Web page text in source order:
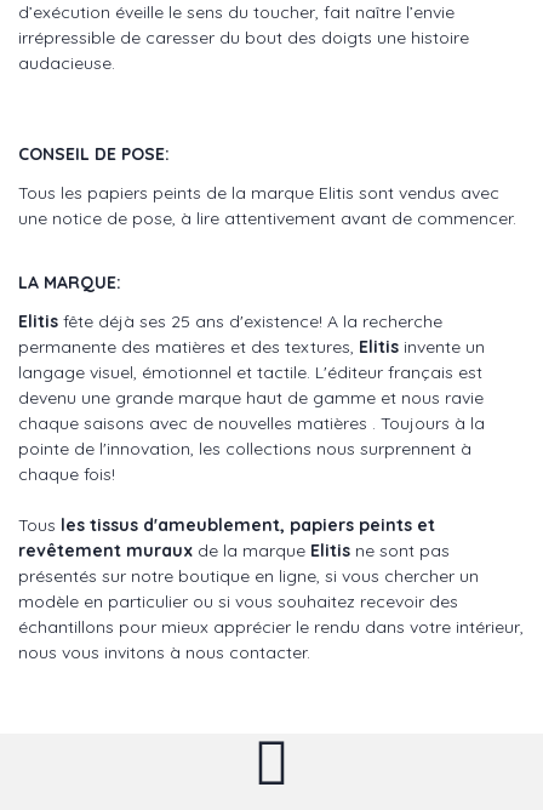
d’exécution éveille le sens du toucher, fait naître l’envie
irrépressible de caresser du bout des doigts une histoire
audacieuse.
CONSEIL DE POSE:
Tous les papiers peints de la marque Elitis sont vendus avec
une notice de pose, à lire attentivement avant de commencer.
LA MARQUE:
Elitis fête déjà ses 25 ans d'existence! A la recherche
permanente des matières et des textures, Elitis invente un
langage visuel, émotionnel et tactile. L'éditeur français est
devenu une grande marque haut de gamme et nous ravie
chaque saisons avec de nouvelles matières . Toujours à la
pointe de l'innovation, les collections nous surprennent à
chaque fois!
Tous les tissus d'ameublement, papiers peints et
revêtement muraux de la marque Elitis ne sont pas
présentés sur notre boutique en ligne, si vous chercher un
modèle en particulier ou si vous souhaitez recevoir des
échantillons pour mieux apprécier le rendu dans votre intérieur,
nous vous invitons à nous contacter.